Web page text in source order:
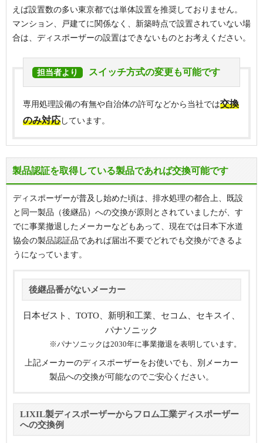
えば設置数の多い東京都では単体設置を推奨しておりません。
マンション、戸建てに関係なく、新築時点で設置されていない場
合は、ディスポーザーの設置はできないものとお考えください。
担当者より スイッチ方式の変更も可能です
専用処理設備の有無や自治体の許可などから当社では交換
のみ対応 しています。
製品認証を取得している製品であれば交換可能です
ディスポーザーが普及し始めた頃は、排水処理の都合上、既設
と同一製品（後継品）への交換が原則とされていましたが、す
でに事業撤退したメーカーなどもあって、現在では日本下水道
協会の製品認証品であれば届出不要でどれでも交換ができるよ
うになっています。
後継品番がないメーカー
日本ゼスト、TOTO、新明和工業、セコム、セキスイ、
パナソニック
※パナソニックは2030年に事業撤退を表明しています。
上記メーカーのディスポーザーをお使いでも、別メーカー
製品への交換が可能なのでご安心ください。
LIXIL製ディスポーザーからフロム工業ディスポーザー
への交換例